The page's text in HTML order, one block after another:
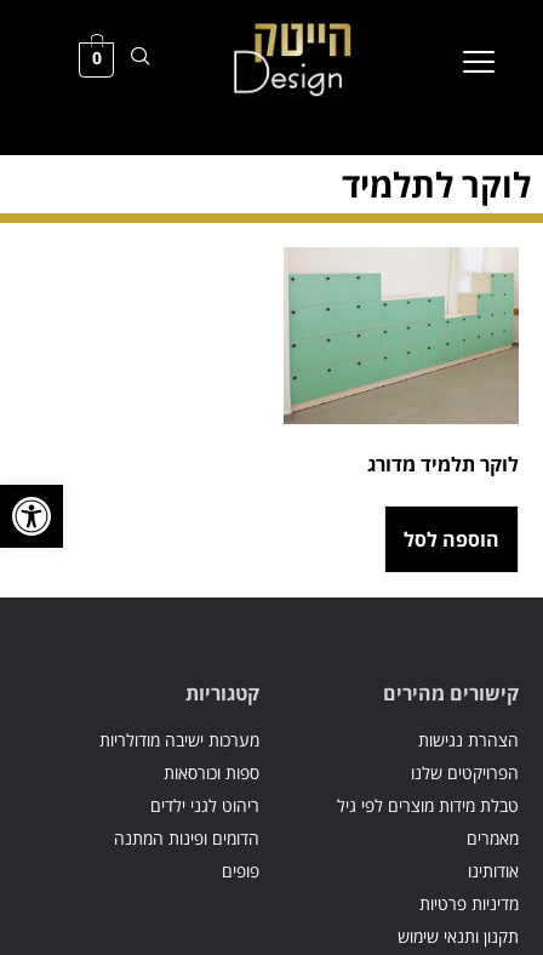
פתח
0
לוקר לתלמיד
לוקר תלמיד מדורג
הוספה לסל
קישורים מהירים
הצהרת נגישות
הפרויקטים שלנו
טבלת מידות מוצרים לפי גיל
מאמרים
אודותינו
מדיניות פרטיות
תקנון ותנאי שימוש
קטגוריות
מערכות ישיבה מודולריות
ספות וכורסאות
ריהוט לגני ילדים
הדומים ופינות המתנה
פופים